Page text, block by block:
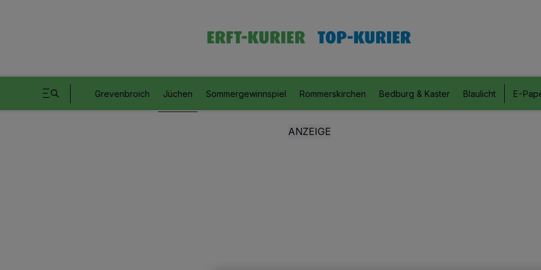
Grevenbroich Jüchen Sommergewinnspiel Rommerskirchen Bedburg & Kaster Blaulicht E-